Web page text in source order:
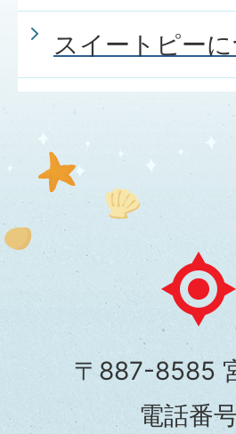
スイートピー
日
南
市
役
〒887-8585
電話番